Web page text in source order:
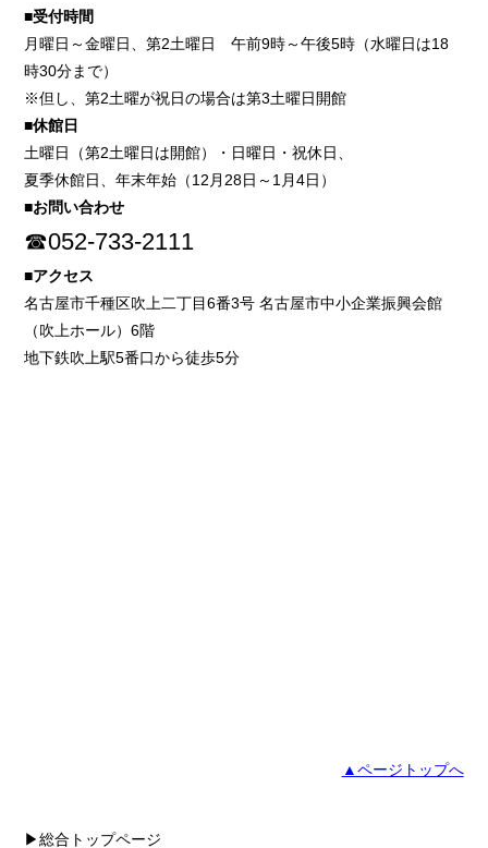
■受付時間
月曜日～金曜日、第2土曜日 午前9時～午後5時（水曜日は18
時30分まで）
※但し、第2土曜が祝日の場合は第3土曜日開館
■休館日
土曜日（第2土曜日は開館）・日曜日・祝休日、
夏季休館日、年末年始（12月28日～1月4日）
■お問い合わせ
☎052-733-2111
■アクセス
名古屋市千種区吹上二丁目6番3号 名古屋市中小企業振興会館
（吹上ホール）6階
地下鉄吹上駅5番口から徒歩5分
▲ページトップへ
▶総合トップページ